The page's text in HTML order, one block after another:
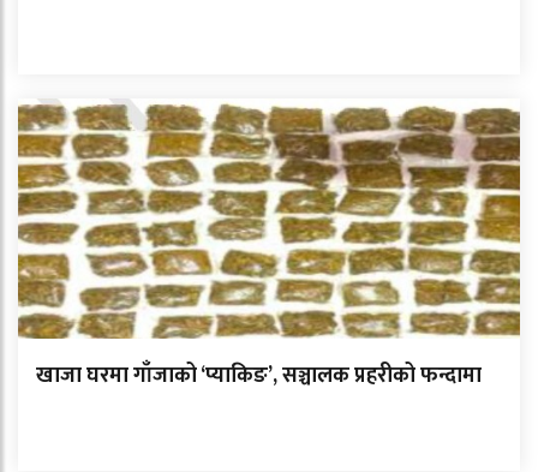
खाजा घरमा गाँजाको ‘प्याकिङ’, सञ्चालक प्रहरीको फन्दामा